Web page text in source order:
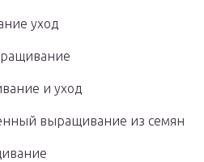
уход
и уход
выращивание из семян